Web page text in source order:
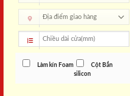
Làm kín Foam
Cột Bắn
silicon